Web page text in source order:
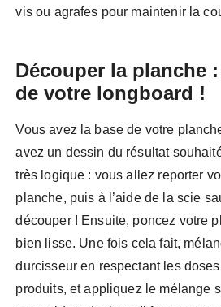
vis ou agrafes pour maintenir la
Découper la planche
de votre longboard !
Vous avez la base de votre
avez un dessin du résultat
très logique : vous allez reporter
planche, puis à l’aide de la scie
découper ! Ensuite, poncez votre
bien lisse. Une fois cela fait,
durcisseur en respectant les
produits, et appliquez le mélange